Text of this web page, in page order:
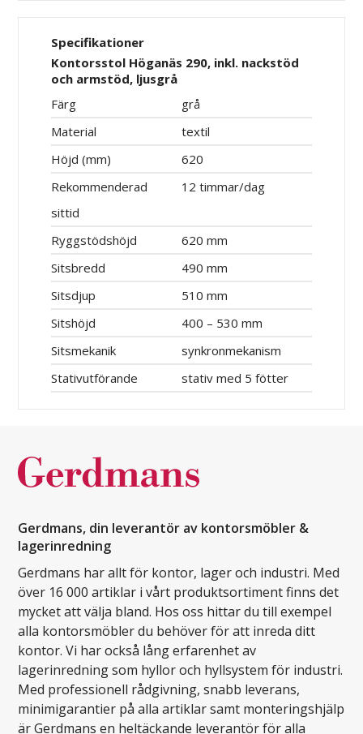
Specifikationer
Kontorsstol Höganäs 290, inkl. nackstöd
och armstöd, ljusgrå
Färg
grå
Material
textil
Höjd (mm)
620
Rekommenderad
sittid
12 timmar/dag
Ryggstödshöjd
620 mm
Sitsbredd
490 mm
Sitsdjup
510 mm
Sitshöjd
400 – 530 mm
Sitsmekanik
synkronmekanism
Stativutförande
stativ med 5 fötter
Gerdmans, din leverantör av kontorsmöbler &
lagerinredning
Gerdmans har allt för kontor, lager och industri. Med
över 16 000 artiklar i vårt produktsortiment finns det
mycket att välja bland. Hos oss hittar du till exempel
alla kontorsmöbler du behöver för att inreda ditt
kontor. Vi har också lång erfarenhet av
lagerinredning som hyllor och hyllsystem för industri.
Med professionell rådgivning, snabb leverans,
minimigarantier på alla artiklar samt monteringshjälp
är Gerdmans en heltäckande leverantör för alla